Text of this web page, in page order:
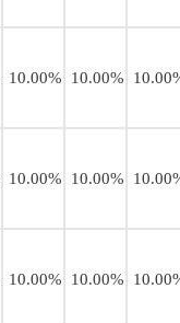
10.00% 10.00%
10.00% 10.00%
10.00% 10.00%